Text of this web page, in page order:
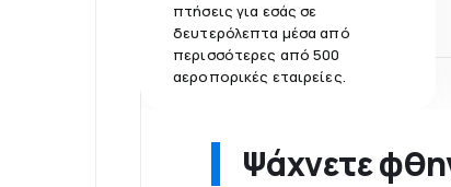
πτήσεις για εσάς σε
δευτερόλεπτα μέσα από
περισσότερες από 500
αεροπορικές εταιρείες.
Ψάχνετε